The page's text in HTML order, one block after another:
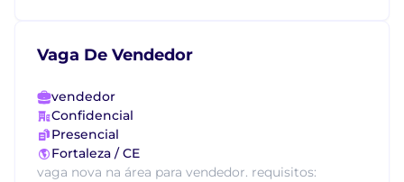
Vaga De Vendedor
vendedor
Confidencial
Presencial
Fortaleza / CE
vaga nova na área para vendedor. requisitos: